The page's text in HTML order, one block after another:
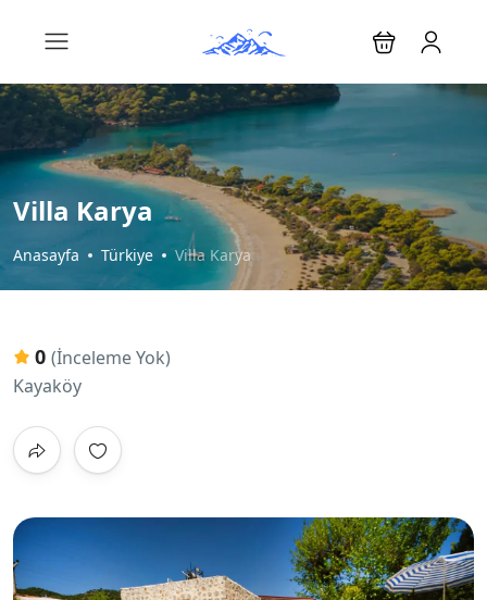
Villa Karya
Anasayfa Türkiye Villa Karya
0 (İnceleme Yok)
Kayaköy